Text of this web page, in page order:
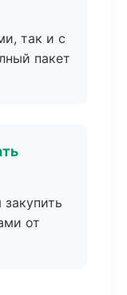
так и с
пакет
от